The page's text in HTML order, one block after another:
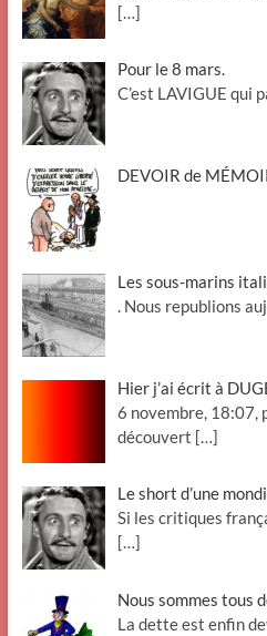
[…]
Pour le 8 mars.
C’est LAVIGUE qui
DEVOIR de
Les sous-marins
. Nous republions
Hier j’ai écrit à
6 novembre, 18:07,
découvert […]
Le short d’une
Si les critiques
[…]
Nous sommes tous
La dette est enfin